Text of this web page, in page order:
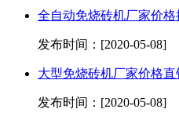
全自动免烧砖机厂家价
发布时间：[2020-05-08]
大型免烧砖机厂家价格
发布时间：[2020-05-08]